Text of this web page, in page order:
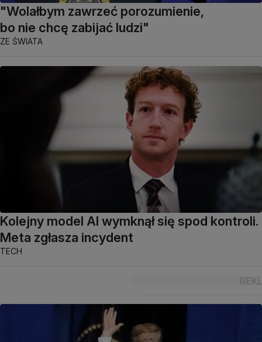
"Wolałbym zawrzeć porozumienie,
bo nie chcę zabijać ludzi"
ZE ŚWIATA
Kolejny model AI wymknął się spod kontroli.
Meta zgłasza incydent
TECH